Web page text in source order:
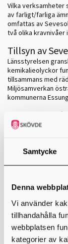
Samtycke
Denna
Vi använder
tillhandahålla
webbplatsen
kategorier av
Vilka verksamheter
av farligt/farliga
omfattas av
två olika kravnivåer
Tillsyn av
Länsstyrelsen
kemikalieolyckor
tillsammans med
Miljösamverkan
kommunerna
Sevesodirektivet
följderna av
- Förordning
- MSBFS 2015:8 –
föreskrifter om
allvarliga
Även inom de här
miljöbalken